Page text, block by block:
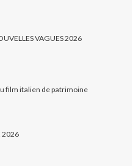
VAGUES 2026
film italien de patrimoine
2026